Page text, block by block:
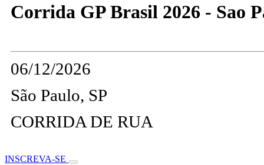
Corrida GP Brasil 2026 - Sao
06/12/2026
São Paulo, SP
CORRIDA DE RUA
INSCREVA-SE